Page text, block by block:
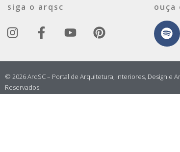
siga o arqsc ouça
© 2026 ArqSC – Portal de Arquitetura, Interiores, Design e
Reservados.